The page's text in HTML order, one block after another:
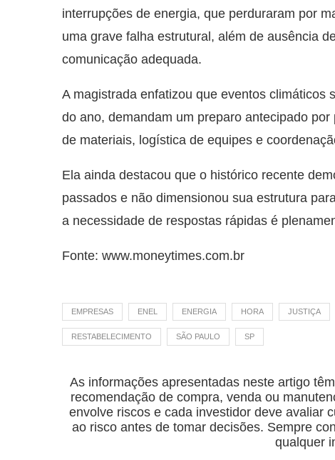
interrupções de energia, que perduraram por
uma grave falha estrutural, além de ausência
comunicação adequada.
A magistrada enfatizou que eventos climáticos
do ano, demandam um preparo antecipado
de materiais, logística de equipes e
Ela ainda destacou que o histórico recente
passados e não dimensionou sua estrutura
a necessidade de respostas rápidas é
Fonte: www.moneytimes.com.br
EMPRESAS ENEL ENERGIA HORA JUSTIÇA
RESTABELECIMENTO SÃO PAULO SP
As informações apresentadas neste artigo
recomendação de compra, venda ou
envolve riscos e cada investidor deve avaliar
ao risco antes de tomar decisões. Sempre
qualquer